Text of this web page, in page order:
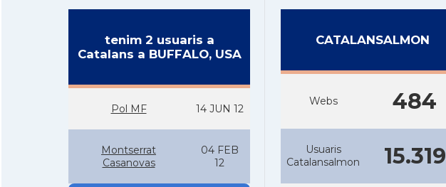
tenim 2 usuaris a
Catalans a BUFFALO, USA
Pol MF 14 JUN 12
Montserrat
Casanovas
04 FEB
12
CATALANSALMON
Webs 484
Usuaris
Catalansalmon
15.319